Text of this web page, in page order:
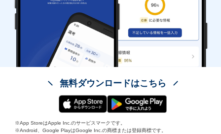
無料ダウンロードはこちら
※App StoreはApple Inc.のサービスマークです。
※Android、Google PlayはGoogle Inc.の商標または登録商標です。